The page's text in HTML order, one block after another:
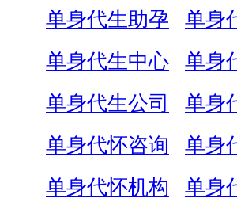
单身代生助孕
单身
单身代生中心
单身
单身代生公司
单身
单身代怀咨询
单身
单身代怀机构
单身